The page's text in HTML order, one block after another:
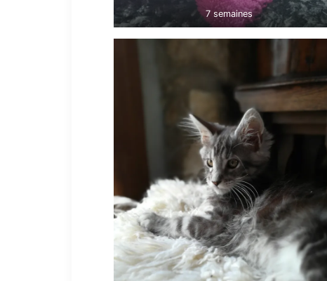
7 semaines